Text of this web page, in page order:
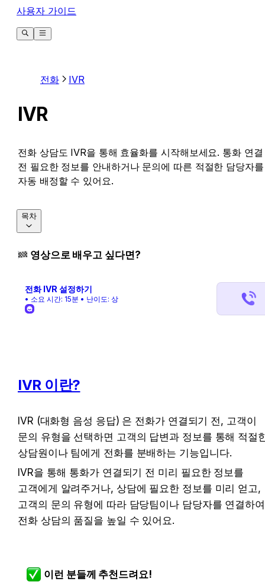
사용자 가이드
전화 IVR
IVR
전화 상담도 IVR을 통해 효율화를 시작해보세요. 통화 연결
전 필요한 정보를 안내하거나 문의에 따른 적절한 담당자를
자동 배정할 수 있어요.
영상으로 배우고 싶다면?
전화 IVR 설정하기
• 소요 시간: 15분 • 난이도: 상
IVR 이란?
IVR (대화형 음성 응답) 은 전화가 연결되기 전, 고객이
문의 유형을 선택하면 고객의 답변과 정보를 통해 적절
상담원이나 팀에게 전화를 분배하는 기능입니다.
IVR을 통해 통화가 연결되기 전 미리 필요한 정보를
고객에게 알려주거나, 상담에 필요한 정보를 미리 얻고,
고객의 문의 유형에 따라 담당팀이나 담당자를 연결하여
전화 상담의 품질을 높일 수 있어요.
이런 분들께 추천드려요!
목차